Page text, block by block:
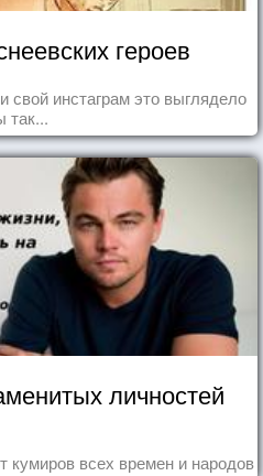
героев
инстаграм это выглядело
так...
личностей
кумиров всех времен и народов